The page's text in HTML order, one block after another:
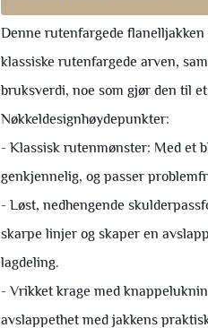
Denne rutenfargede
klassiske rutenfargede arven,
bruksverdi, noe som gjør den til
Nøkkeldesignhøydepunkter:
- Klassisk rutenmønster: Med et
genkjennelig, og passer
- Løst, nedhengende
skarpe linjer og skaper en
lagdeling.
- Vrikket krage med
avslappethet med jakkens